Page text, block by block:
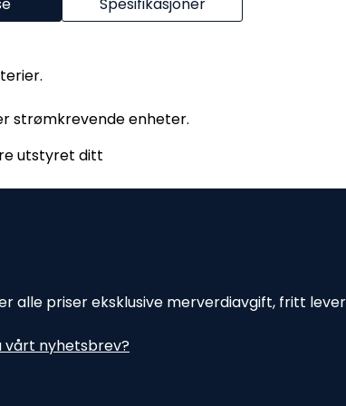
strømkrevende enheter.
utstyret ditt
alle priser eksklusive merverdiavgift, fritt
vårt nyhetsbrev?